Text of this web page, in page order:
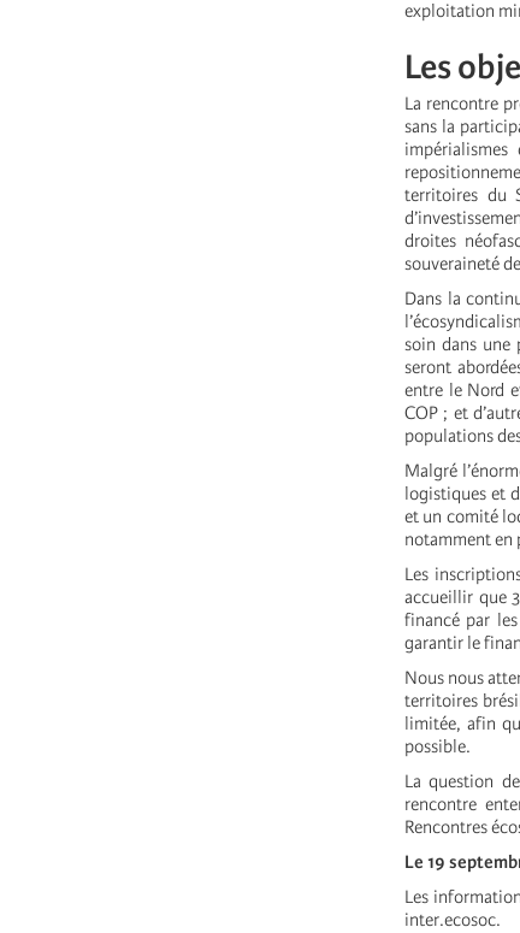
exploitation
Les
La rencontre
sans la
territoires du
droites
souveraineté
Dans la
soin dans une
seront
entre le Nord
COP ; et
populations
Malgré
logistiques et
et un comité
notamment en
Les
accueillir que
financé par
garantir le
Nous nous
territoires
limitée, afin
possible.
La question
rencontre
Rencontres
Le 19
Les
inter.ecosoc.